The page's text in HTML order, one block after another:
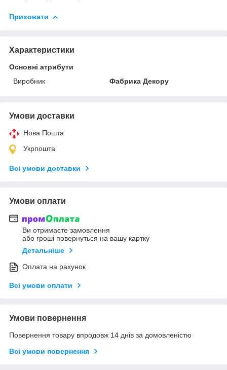
Приховати
Характеристики
Основні атрибути
Виробник
Фабрика Декору
Умови доставки
Нова Пошта
Укрпошта
Всі умови доставки
Умови оплати
Ви отримаєте замовлення
або гроші повернуться на вашу картку
Детальніше
Оплата на рахунок
Всі умови оплати
Умови повернення
Повернення товару впродовж 14 днів за домовленістю
Всі умови повернення